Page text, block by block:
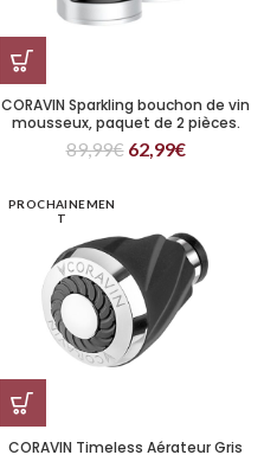
CORAVIN Sparkling bouchon de vin
mousseux, paquet de 2 pièces.
89,99€ 62,99€
PROCHAINEMEN
T
CORAVIN Timeless Aérateur Gris